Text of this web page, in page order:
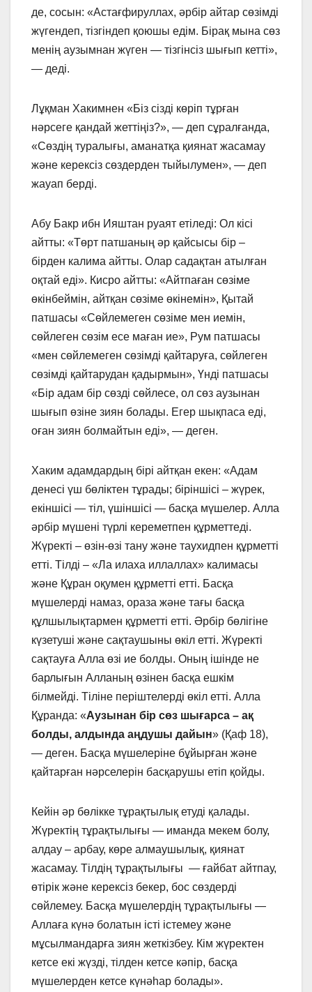
де, сосын: «Астағфируллах, әрбір айтар сөзімді
жүгендеп, тізгіндеп қоюшы едім. Бірақ мына сөз
менің аузымнан жүген — тізгінсіз шығып кетті»,
— деді.
Лұқман Хакимнен «Біз сізді көріп тұрған
нәрсеге қандай жеттіңіз?», — деп сұралғанда,
«Сөздің туралығы, аманатқа қиянат жасамау
және керексіз сөздерден тыйылумен», — деп
жауап берді.
Абу Бакр ибн Ияштан руаят етіледі: Ол кісі
айтты: «Төрт патшаның әр қайсысы бір –
бірден калима айтты. Олар садақтан атылған
оқтай еді». Кисро айтты: «Айтпаған сөзіме
өкінбеймін, айтқан сөзіме өкінемін», Қытай
патшасы «Сөйлемеген сөзіме мен иемін,
сөйлеген сөзім есе маған ие», Рум патшасы
«мен сөйлемеген сөзімді қайтаруға, сөйлеген
сөзімді қайтарудан қадырмын», Үнді патшасы
«Бір адам бір сөзді сөйлесе, ол сөз аузынан
шығып өзіне зиян болады. Егер шықпаса еді,
оған зиян болмайтын еді», — деген.
Хаким адамдардың бірі айтқан екен: «Адам
денесі үш бөліктен тұрады; біріншісі – жүрек,
екіншісі — тіл, үшіншісі — басқа мүшелер. Алла
әрбір мүшені түрлі кереметпен құрметтеді.
Жүректі – өзін-өзі тану және таухидпен құрметті
етті. Тілді – «Ла илаха иллаллах» калимасы
және Құран оқумен құрметті етті. Басқа
мүшелерді намаз, ораза және тағы басқа
құлшылықтармен құрметті етті. Әрбір бөлігіне
күзетуші және сақтаушыны өкіл етті. Жүректі
сақтауға Алла өзі ие болды. Оның ішінде не
барлығын Алланың өзінен басқа ешкім
білмейді. Тіліне періштелерді өкіл етті. Алла
Құранда: «Аузынан бір сөз шығарса – ақ
болды, алдында аңдушы дайын» (Қаф 18),
— деген. Басқа мүшелеріне бұйырған және
қайтарған нәрселерін басқарушы етіп қойды.
Кейін әр бөлікке тұрақтылық етуді қалады.
Жүректің тұрақтылығы — иманда мекем болу,
алдау – арбау, көре алмаушылық, қиянат
жасамау. Тілдің тұрақтылығы — ғайбат айтпау,
өтірік және керексіз бекер, бос сөздерді
сөйлемеу. Басқа мүшелердің тұрақтылығы —
Аллаға күнә болатын істі істемеу және
мұсылмандарға зиян жеткізбеу. Кім жүректен
кетсе екі жүзді, тілден кетсе кәпір, басқа
мүшелерден кетсе күнәһар болады».